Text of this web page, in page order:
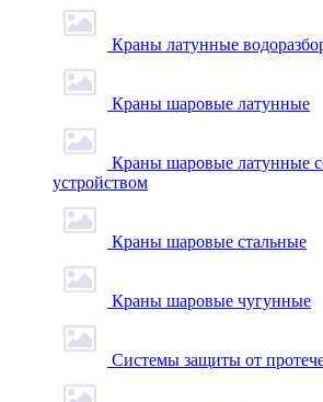
Краны латунные
Краны шаровые латунные
Краны шаровые латунные
устройством
Краны шаровые стальные
Краны шаровые чугунные
Системы защиты от